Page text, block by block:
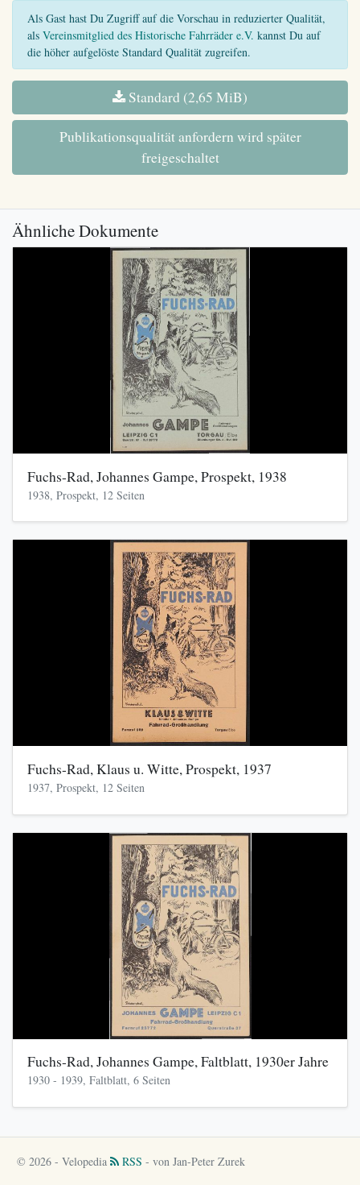
Als Gast hast Du Zugriff auf die Vorschau in reduzierter Qualität,
als Vereinsmitglied des Historische Fahrräder e.V. kannst Du auf
die höher aufgelöste Standard Qualität zugreifen.
Standard (2,65 MiB)
Publikationsqualität anfordern wird später
freigeschaltet
Ähnliche Dokumente
Fuchs-Rad, Johannes Gampe, Prospekt, 1938
1938, Prospekt, 12 Seiten
Fuchs-Rad, Klaus u. Witte, Prospekt, 1937
1937, Prospekt, 12 Seiten
Fuchs-Rad, Johannes Gampe, Faltblatt, 1930er Jahre
1930 - 1939, Faltblatt, 6 Seiten
© 2026 - Velopedia RSS - von Jan-Peter Zurek